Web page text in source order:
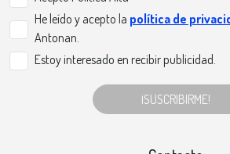
He leído y acepto la política de
Antonan.
Estoy interesado en recibir publicidad.
¡SUSCRIBIRME!